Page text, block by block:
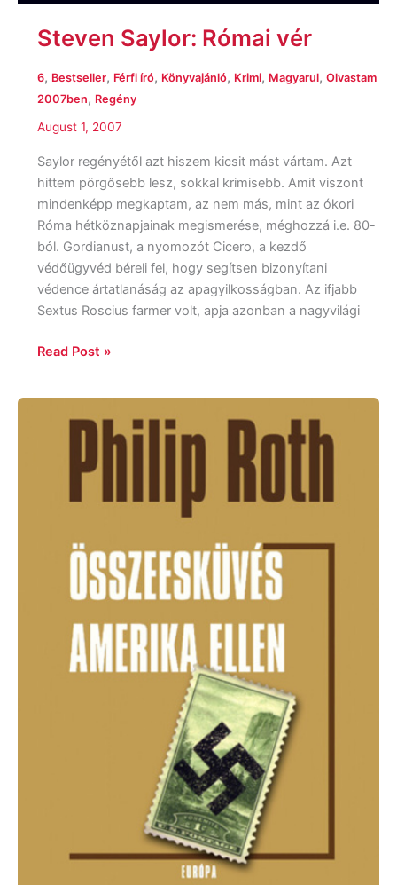
Steven Saylor: Római vér
6, Bestseller, Férfi író, Könyvajánló, Krimi, Magyarul, Olvastam
2007ben, Regény
August 1, 2007
Saylor regényétől azt hiszem kicsit mást vártam. Azt
hittem pörgősebb lesz, sokkal krimisebb. Amit viszont
mindenképp megkaptam, az nem más, mint az ókori
Róma hétköznapjainak megismerése, méghozzá i.e. 80-
ból. Gordianust, a nyomozót Cicero, a kezdő
védőügyvéd béreli fel, hogy segítsen bizonyítani
védence ártatlanáság az apagyilkosságban. Az ifjabb
Sextus Roscius farmer volt, apja azonban a nagyvilági
Read Post »
Összeesküvés
Amerika